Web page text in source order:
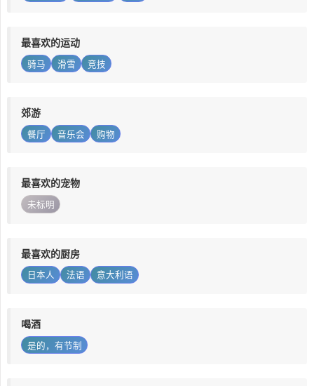
最喜欢的运动
骑马 滑雪 竞技
郊游
餐厅 音乐会 购物
最喜欢的宠物
未标明
最喜欢的厨房
日本人 法语 意大利语
喝酒
是的，有节制